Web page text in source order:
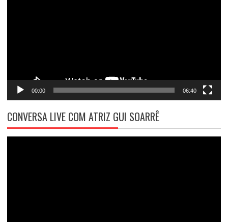
00:00 06:40
CONVERSA LIVE COM ATRIZ GUI SOARRÊ